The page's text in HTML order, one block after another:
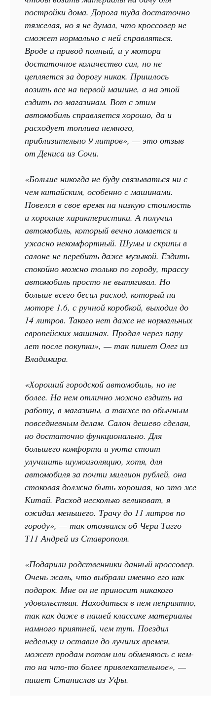
постройки дома. Дорога туда достаточно
тяжелая, но я не думал, что кроссовер не
сможет нормально с ней справляться.
Вроде и привод полный, и у мотора
достаточное количество сил, но не
цепляется за дорогу никак. Пришлось
возить все на первой машине, а на этой
ездить по магазинам. Вот с этим
автомобиль справляется хорошо, да и
расходует топлива немного,
приблизительно 9 литров», — это отзыв
от Дениса из Сочи.
«Больше никогда не буду связываться ни с
чем китайским, особенно с машинами.
Повелся в свое время на низкую стоимость
и хорошие характеристики. А получил
автомобиль, который вечно ломается и
ужасно некомфортный. Шумы и скрипы в
салоне не перебить даже музыкой. Ездить
спокойно можно только по городу, трассу
автомобиль просто не вытягивал. Но
больше всего бесил расход, который на
моторе 1.6, с ручной коробкой, выходил до
14 литров. Такого нет даже не нормальных
европейских машинах. Продал через пару
лет после покупки», — так пишет Олег из
Владимира.
«Хороший городской автомобиль, но не
более. На нем отлично можно ездить на
работу, в магазины, а также по обычным
повседневным делам. Салон дешево сделан,
но достаточно функционально. Для
большего комфорта и уюта стоит
улучшить шумоизоляцию, хотя, для
автомобиля за почти миллион рублей, она
стоковая должна быть хорошая, но это же
Китай. Расход несколько великоват, я
ожидал меньшего. Трачу до 11 литров по
городу», — так отозвался об Чери Тигго
Т11 Андрей из Ставрополя.
«Подарили родственники данный кроссовер.
Очень жаль, что выбрали именно его как
подарок. Мне он не приносит никакого
удовольствия. Находиться в нем неприятно,
так как даже в нашей классике материалы
намного приятней, чем тут. Поездил
недельку и оставил до лучших времен,
может продам потом или обменяюсь с кем-
то на что-то более привлекательное», —
пишет Станислав из Уфы.